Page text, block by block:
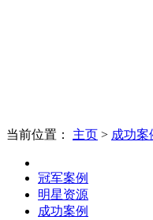
当前位置： 主页 > 成功案
冠军案例
明星资源
成功案例